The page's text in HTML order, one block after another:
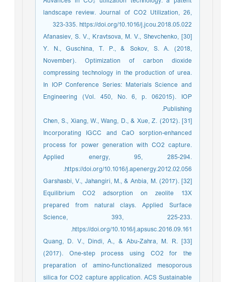
landscape review. Journal of CO2 Utilization, 26,
323-335. https://doi.org/10.1016/j.jcou.2018.05.022
[30] Afanasiev, S. V., Kravtsova, M. V., Shevchenko,
Y. N., Guschina, T. P., & Sokov, S. A. (2018,
November). Optimization of carbon dioxide
compressing technology in the production of urea.
In IOP Conference Series: Materials Science and
Engineering (Vol. 450, No. 6, p. 062015). IOP
Publishing.
[31] Chen, S., Xiang, W., Wang, D., & Xue, Z. (2012).
Incorporating IGCC and CaO sorption-enhanced
process for power generation with CO2 capture.
Applied energy, 95, 285-294.
https://doi.org/10.1016/j.apenergy.2012.02.056.
[32] Garshasbi, V., Jahangiri, M., & Anbia, M. (2017).
Equilibrium CO2 adsorption on zeolite 13X
prepared from natural clays. Applied Surface
Science, 393, 225-233.
https://doi.org/10.1016/j.apsusc.2016.09.161.
[33] Quang, D. V., Dindi, A., & Abu-Zahra, M. R.
(2017). One-step process using CO2 for the
preparation of amino-functionalized mesoporous
silica for CO2 capture application. ACS Sustainable